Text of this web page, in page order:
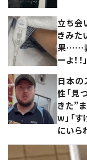
立ち会
きみた
果……妻
ーよ！
日本の
性「見
きた”
w」「
にいら